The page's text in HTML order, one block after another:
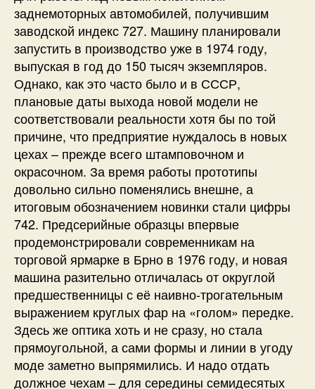
заднемоторных автомобилей, получившим
заводской индекс 727. Машину планировали
запустить в производство уже в 1974 году,
выпуская в год до 150 тысяч экземпляров.
Однако, как это часто было и в СССР,
плановые даты выхода новой модели не
соответствовали реальности хотя бы по той
причине, что предприятие нуждалось в новых
цехах – прежде всего штамповочном и
окрасочном. За время работы прототипы
довольно сильно поменялись внешне, а
итоговым обозначением новинки стали цифры
742. Предсерийные образцы впервые
продемонстрировали современникам на
торговой ярмарке в Брно в 1976 году, и новая
машина разительно отличалась от округлой
предшественницы с её наивно-трогательным
выражением круглых фар на «голом» передке.
Здесь же оптика хоть и не сразу, но стала
прямоугольной, а сами формы и линии в угоду
моде заметно выпрямились. И надо отдать
должное чехам – для середины семидесятых